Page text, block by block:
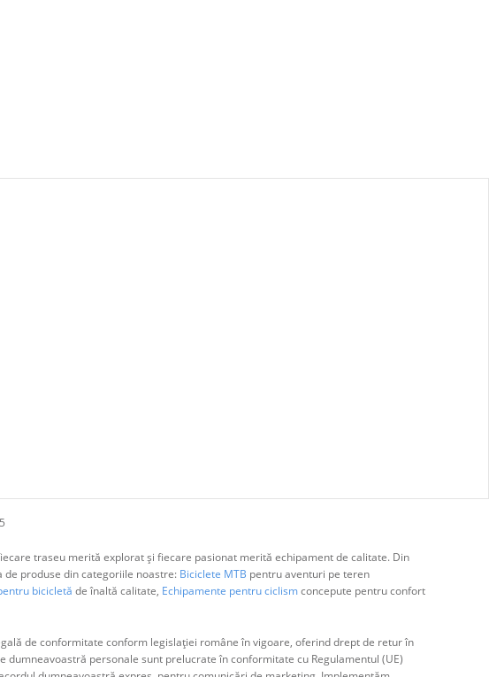
traseu merită explorat și fiecare pasionat merită echipament de calitate. Din
de produse din categoriile noastre:Biciclete MTB pentru aventuri pe teren
bicicletă de înaltă calitate, Echipamente pentru ciclismconcepute pentru confort
de conformitate conform legislației române în vigoare, oferind drept de retur în
personale sunt prelucrate în conformitate cu Regulamentul (UE)